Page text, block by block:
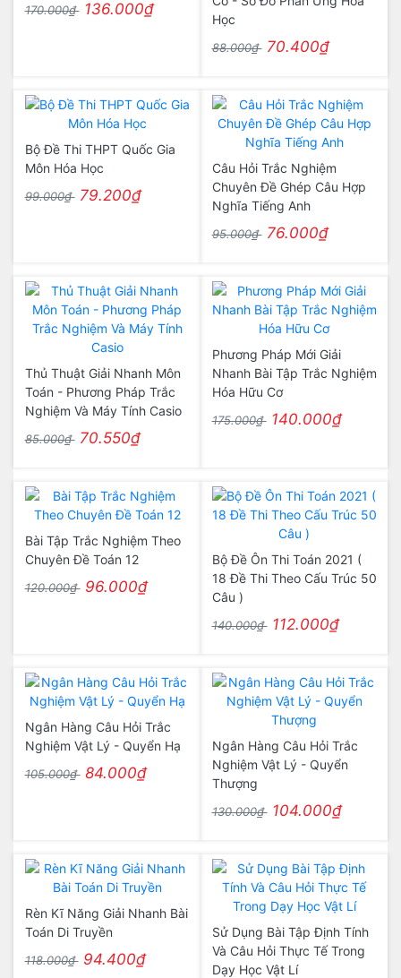
170.000₫ 136.000₫
Học
88.000₫ 70.400₫
Bộ Đề Thi THPT Quốc Gia
Môn Hóa Học
99.000₫ 79.200₫
Câu Hỏi Trắc Nghiệm
Chuyên Đề Ghép Câu Hợp
Nghĩa Tiếng Anh
95.000₫ 76.000₫
Thủ Thuật Giải Nhanh Môn
Toán - Phương Pháp Trắc
Nghiệm Và Máy Tính Casio
85.000₫ 70.550₫
Phương Pháp Mới Giải
Nhanh Bài Tập Trắc Nghiệm
Hóa Hữu Cơ
175.000₫ 140.000₫
Bài Tập Trắc Nghiệm Theo
Chuyên Đề Toán 12
120.000₫ 96.000₫
Bộ Đề Ôn Thi Toán 2021 (
18 Đề Thi Theo Cấu Trúc 50
Câu )
140.000₫ 112.000₫
Ngân Hàng Câu Hỏi Trắc
Nghiệm Vật Lý - Quyển Hạ
105.000₫ 84.000₫
Ngân Hàng Câu Hỏi Trắc
Nghiệm Vật Lý - Quyển
Thượng
130.000₫ 104.000₫
Rèn Kĩ Năng Giải Nhanh Bài
Toán Di Truyền
118.000₫ 94.400₫
Sử Dụng Bài Tập Định Tính
Và Câu Hỏi Thực Tế Trong
Dạy Học Vật Lí